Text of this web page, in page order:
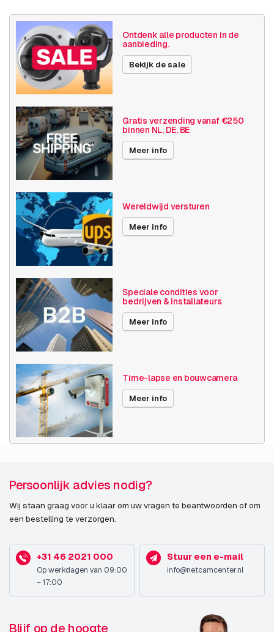
eigenschappen
Basis functionaliteit
Dag en nacht
Invoer / uitvoer
Audio
Resolutie 1080p (2MP)
Axis Series Q16
Power over Ethernet
Maximale Beeldhoek 61° -90°
Optische zoom 1-10x
Videocompressie
Publicatiedatum 18-07-2019
Prestatie
Soort
Ondersteuning voor
plaatsing
Buiten
Connectiviteitstechnologie
Auto-tracking Ja
(WDR)
Dag/nacht modus Ja
afsluitingsfilter
Aantal talen
Traditioneel Chinees, Duits,
Engels, Spaans, Frans,
Ontdenk alle producten in de
aanbieding.
Bekijk de sale
Gratis verzending vanaf €250
binnen NL, DE, BE
Meer info
Wereldwijd versturen
Meer info
Speciale condities voor
bedrijven & installateurs
Meer info
Time-lapse en bouwcamera
Meer info
Persoonlijk advies nodig?
Wij staan graag voor u klaar om uw vragen te beantwoorden of om
een bestelling te verzorgen.
+31 46 2021 000
Op werkdagen van 09:00
– 17:00
Stuur een e-mail
info@netcamcenter.nl
Blijf op de hoogte